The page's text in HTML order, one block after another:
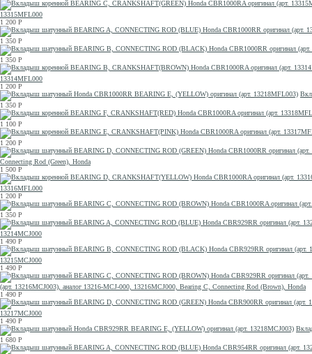
13315MFL000
1 200 Р
1 350 Р
1 350 Р
13314MFL000
1 200 Р
1 350 Р
1 100 Р
1 200 Р
Connecting Rod (Green), Honda
1 500 Р
13316MFL000
1 200 Р
1 350 Р
13214MCJ000
1 490 Р
13215MCJ000
1 490 Р
(арт. 13216MCJ003), аналог 13216-MCJ-000, 13216MCJ000, Bearing C, Connecting Rod (Brown), Honda
1 490 Р
13217MCJ000
1 490 Р
1 680 Р